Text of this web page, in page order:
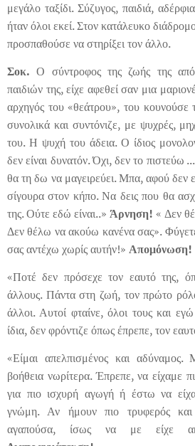
μεγάλο ταξίδι. Σύζυγος, παιδιά,
ήταν όλοι εκεί. Στον κατάλευκο
προσπαθούσε να στηρίξει τον άλλο.
Σοκ. Ο σύντροφος της ζωής της
παιδιών της, είχε αφεθεί σαν μια
αρχηγός του «θεάτρου», του κουνούσε
συνολικά και συντόνιζε, με ψυχρές,
του. Η ψυχή του άδεια. Ο ίδιος
δεν είναι δυνατόν. Όχι, δεν το πιστεύω
θα τη δω να μαγειρεύει. Μπα, αφού δεν
σίγουρα στον κήπο. Να δεις που θα
της. Ούτε εδώ είναι..» Άρνηση! « Δεν
Δεν θέλω να ακούω κανένα σας».
σας αντέχω χωρίς αυτήν!» Απομόνωση!
«Ποτέ δεν πρόσεχε τον εαυτό της,
άλλους. Πάντα στη ζωή, τον πρώτο
άλλοι. Αυτοί φταίνε, όλοι τους και
ίδια, δεν φρόντιζε όπως έπρεπε, τον
«Είμαι απελπισμένος και αδύναμος.
βοήθεια νωρίτερα. Έπρεπε, να είχαμε
για πιο ισχυρή αγωγή ή έστω να
γνώμη. Αν ήμουν πιο τρυφερός
αγαπούσα, ίσως να με είχε